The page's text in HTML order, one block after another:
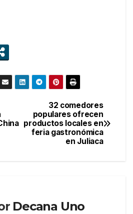
32 comedores
populares ofrecen
productos locales en
feria gastronómica
en Juliaca
Decana Uno